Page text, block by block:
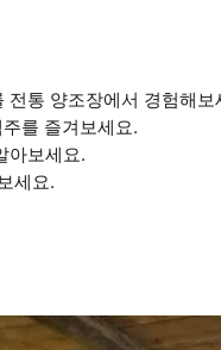
통 양조장에서 경험해보
를 즐겨보세요.
아보세요.
세요.